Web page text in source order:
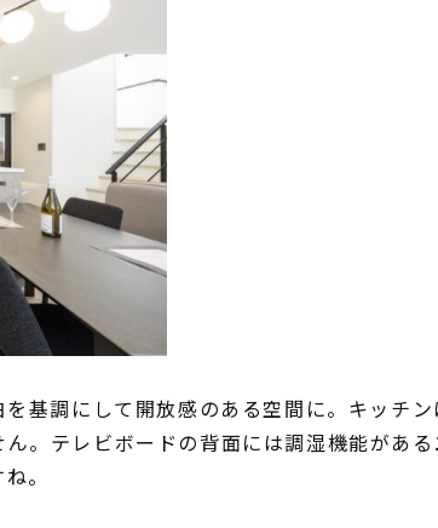
基調にして開放感のある空間に。キッチン
。テレビボードの背面には調湿機能がある
。